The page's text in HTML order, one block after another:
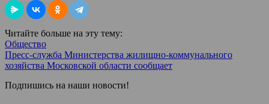
Читайте больше на эту тему:
Общество
Пресс-служба Министерства жилищно-коммунального
хозяйства Московской области сообщает
Подпишись на наши новости!